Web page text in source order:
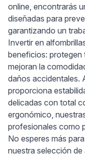
online, encontrarás
diseñadas para
garantizando un
Invertir en
beneficios: protegen
mejoran la
daños accidentales.
proporciona
delicadas con total
ergonómico,
profesionales como
No esperes más
nuestra selección